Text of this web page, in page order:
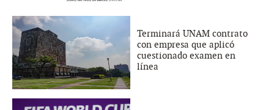
Terminará UNAM contrato
con empresa que aplicó
cuestionado examen en
línea